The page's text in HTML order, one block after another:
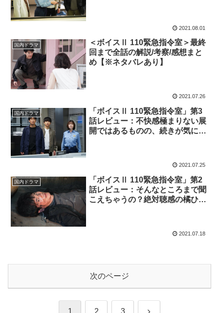
2021.08.01
国内ドラマ
＜ボイスⅡ 110緊急指令室＞最終
回まで全話の解説/考察/感想まと
め【※ネタバレあり】
2021.07.26
国内ドラマ
「ボイスⅡ 110緊急指令室」第3
話レビュー：不快感極まりない展
開ではあるものの、続きが気にな
2021.07.25
国内ドラマ
「ボイスⅡ 110緊急指令室」第2
話レビュー：そんなところまで聞
こえちゃうの？絶対聴感の橘ひか
2021.07.18
次のページ
次